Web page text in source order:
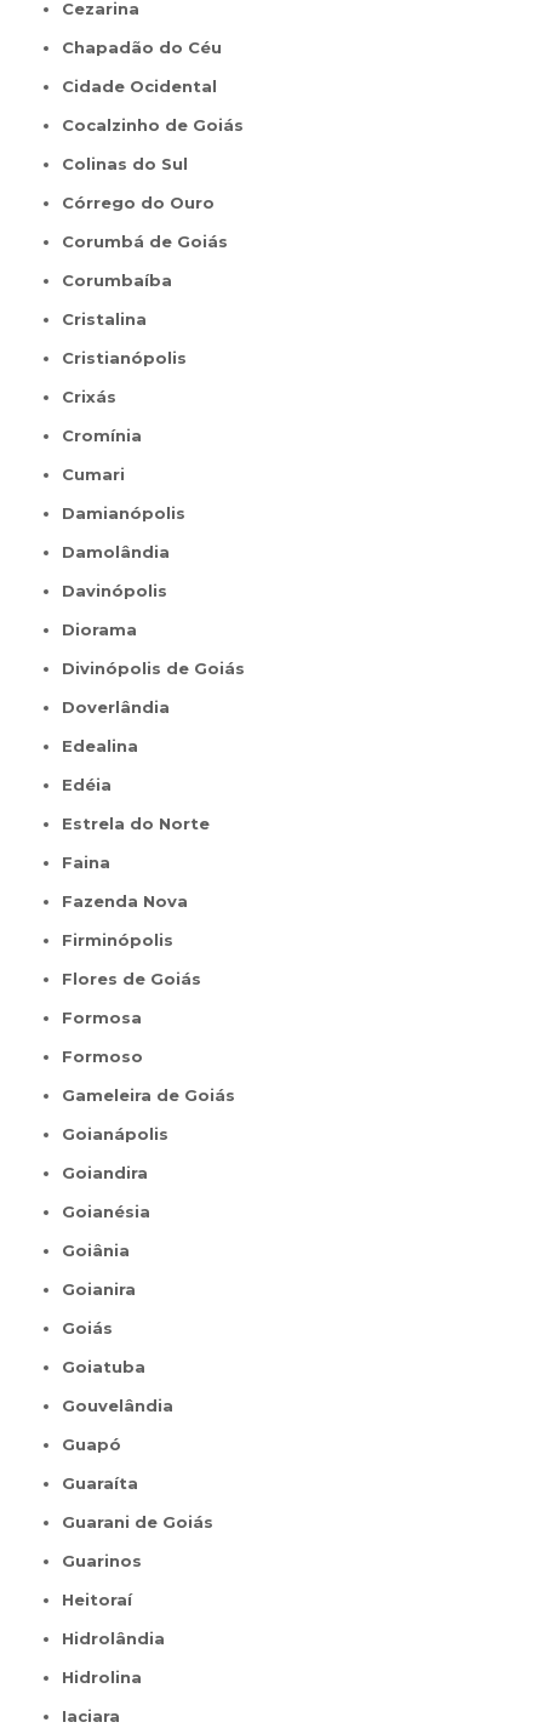
Cezarina
Chapadão do Céu
Cidade Ocidental
Cocalzinho de Goiás
Colinas do Sul
Córrego do Ouro
Corumbá de Goiás
Corumbaíba
Cristalina
Cristianópolis
Crixás
Cromínia
Cumari
Damianópolis
Damolândia
Davinópolis
Diorama
Divinópolis de Goiás
Doverlândia
Edealina
Edéia
Estrela do Norte
Faina
Fazenda Nova
Firminópolis
Flores de Goiás
Formosa
Formoso
Gameleira de Goiás
Goianápolis
Goiandira
Goianésia
Goiânia
Goianira
Goiás
Goiatuba
Gouvelândia
Guapó
Guaraíta
Guarani de Goiás
Guarinos
Heitoraí
Hidrolândia
Hidrolina
Iaciara